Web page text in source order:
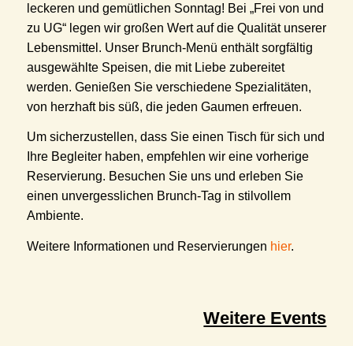
leckeren und gemütlichen Sonntag! Bei „Frei von und
zu UG“ legen wir großen Wert auf die Qualität unserer
Lebensmittel. Unser Brunch-Menü enthält sorgfältig
ausgewählte Speisen, die mit Liebe zubereitet
werden. Genießen Sie verschiedene Spezialitäten,
von herzhaft bis süß, die jeden Gaumen erfreuen.
Um sicherzustellen, dass Sie einen Tisch für sich und
Ihre Begleiter haben, empfehlen wir eine vorherige
Reservierung. Besuchen Sie uns und erleben Sie
einen unvergesslichen Brunch-Tag in stilvollem
Ambiente.
Weitere Informationen und Reservierungen hier.
Weitere Events